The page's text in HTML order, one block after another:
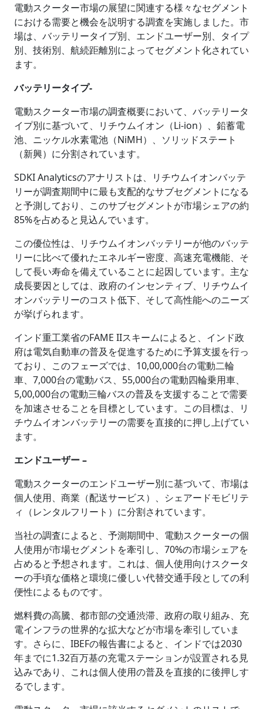
電動スクーター市場の展望に関連する様々なセグメント
における需要と機会を説明する調査を実施しました。市
場は、バッテリータイプ別、エンドユーザー別、タイプ
別、技術別、航続距離別によってセグメント化されてい
ます。
バッテリータイプ-
電動スクーター市場の調査概要において、バッテリータ
イプ別に基づいて、リチウムイオン（Li-ion）、鉛蓄電
池、ニッケル水素電池（NiMH）、ソリッドステート
（新興）に分割されています。
SDKI Analyticsのアナリストは、リチウムイオンバッテ
リーが調査期間中に最も支配的なサブセグメントになる
と予測しており、このサブセグメントが市場シェアの約
85%を占めると見込んでいます。
この優位性は、リチウムイオンバッテリーが他のバッテ
リーに比べて優れたエネルギー密度、高速充電機能、そ
して長い寿命を備えていることに起因しています。主な
成長要因としては、政府のインセンティブ、リチウムイ
オンバッテリーのコスト低下、そして高性能へのニーズ
が挙げられます。
インド重工業省のFAME IIスキームによると、インド政
府は電気自動車の普及を促進するために予算支援を行っ
ており、このフェーズでは、10,00,000台の電動二輪
車、7,000台の電動バス、55,000台の電動四輪乗用車、
5,00,000台の電動三輪バスの普及を支援することで需要
を加速させることを目標としています。この目標は、リ
チウムイオンバッテリーの需要を直接的に押し上げてい
ます。
エンドユーザー –
電動スクーターのエンドユーザー別に基づいて、市場は
個人使用、商業（配送サービス）、シェアードモビリテ
ィ（レンタルフリート）に分割されています。
当社の調査によると、予測期間中、電動スクーターの個
人使用が市場セグメントを牽引し、70%の市場シェアを
占めると予想されます。これは、個人使用向けスクータ
ーの手頃な価格と環境に優しい代替交通手段としての利
便性によるものです。
燃料費の高騰、都市部の交通渋滞、政府の取り組み、充
電インフラの世界的な拡大などが市場を牽引していま
す。さらに、IBEFの報告書によると、インドでは2030
年までに1.32百万基の充電ステーションが設置される見
込みであり、これは個人使用の普及を直接的に後押しす
るでします。